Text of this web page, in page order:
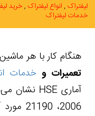
لیفتراک انواع لیفتراک خرید
خدمات لیفتراک
هنگام کار با هر
تعمیرات و خدمات
آماری HSE
2006،